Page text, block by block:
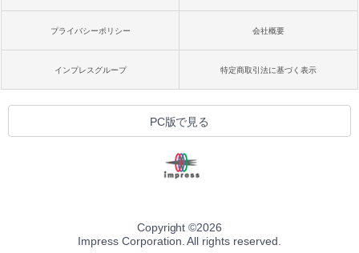
プライバシーポリシー 会社概要
インプレスグループ 特定商取引法に基づく表示
PC版で見る
Copyright ©2026
Impress Corporation. All rights reserved.